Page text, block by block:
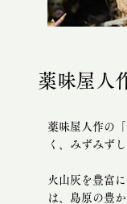
薬味屋人
薬味屋人作の
く、みずみず
火山灰を豊富
は、島原の豊